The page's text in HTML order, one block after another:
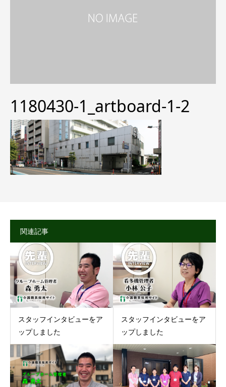
1180430-1_artboard-1-2
関連記事
スタッフインタビューをア
ップしました
スタッフインタビューをア
ップしました